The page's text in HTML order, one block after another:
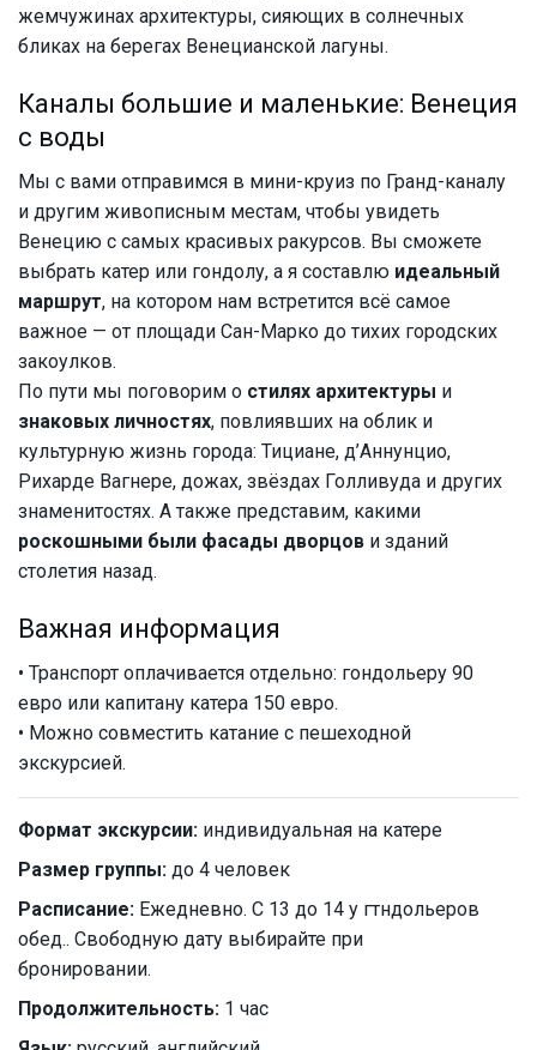
жемчужинах архитектуры, сияющих в солнечных
бликах на берегах Венецианской лагуны.
Каналы большие и маленькие: Венеция
с воды
Мы с вами отправимся в мини-круиз по Гранд-каналу
и другим живописным местам, чтобы увидеть
Венецию с самых красивых ракурсов. Вы сможете
выбрать катер или гондолу, а я составлю идеальный
маршрут, на котором нам встретится всё самое
важное — от площади Сан-Марко до тихих городских
закоулков.
По пути мы поговорим о стилях архитектуры и
знаковых личностях, повлиявших на облик и
культурную жизнь города: Тициане, д’Аннунцио,
Рихарде Вагнере, дожах, звёздах Голливуда и других
знаменитостях. А также представим, какими
роскошными были фасады дворцов и зданий
столетия назад.
Важная информация
• Транспорт оплачивается отдельно: гондольеру 90
евро или капитану катера 150 евро.
• Можно совместить катание с пешеходной
экскурсией.
Формат экскурсии: индивидуальная на катере
Размер группы: до 4 человек
Расписание: Ежедневно. C 13 до 14 у гтндольеров
обед.. Свободную дату выбирайте при
бронировании.
Продолжительность: 1 час